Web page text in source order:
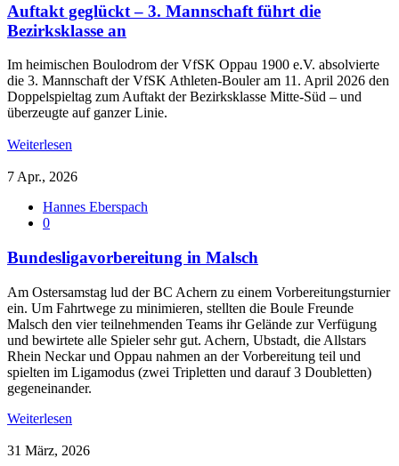
Auftakt geglückt – 3. Mannschaft führt die
Bezirksklasse an
Im heimischen Boulodrom der VfSK Oppau 1900 e.V. absolvierte
die 3. Mannschaft der VfSK Athleten-Bouler am 11. April 2026 den
Doppelspieltag zum Auftakt der Bezirksklasse Mitte-Süd – und
überzeugte auf ganzer Linie.
Weiterlesen
7 Apr., 2026
Hannes Eberspach
0
Bundesligavorbereitung in Malsch
Am Ostersamstag lud der BC Achern zu einem Vorbereitungsturnier
ein. Um Fahrtwege zu minimieren, stellten die Boule Freunde
Malsch den vier teilnehmenden Teams ihr Gelände zur Verfügung
und bewirtete alle Spieler sehr gut. Achern, Ubstadt, die Allstars
Rhein Neckar und Oppau nahmen an der Vorbereitung teil und
spielten im Ligamodus (zwei Tripletten und darauf 3 Doubletten)
gegeneinander.
Weiterlesen
31 März, 2026